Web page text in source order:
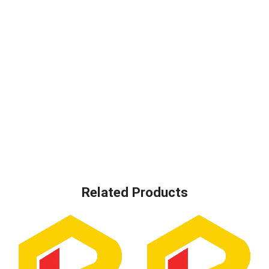
Related Products